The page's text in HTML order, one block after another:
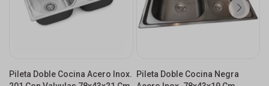
Pileta Doble Cocina Acero Inox.
Pileta Doble Cocina Negra